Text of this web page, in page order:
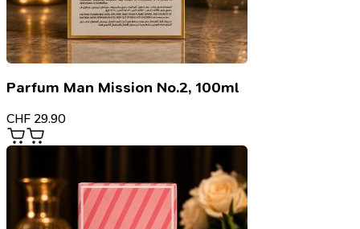
Parfum Man Mission No.2, 100ml
CHF 29.90